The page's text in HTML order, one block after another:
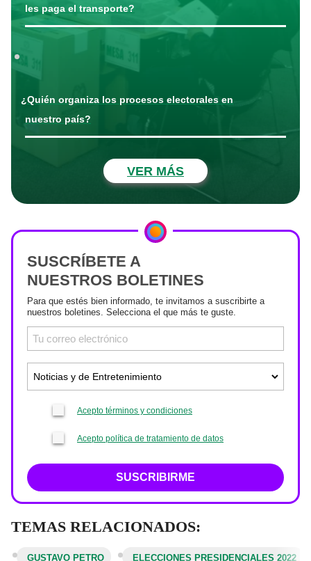
les paga el transporte?
¿Quién organiza los procesos electorales en
nuestro país?
VER MÁS
SUSCRÍBETE A
NUESTROS BOLETINES
Para que estés bien informado, te invitamos a suscribirte a
nuestros boletines. Selecciona el que más te guste.
Acepto términos y condiciones
Acepto política de tratamiento de datos
SUSCRIBIRME
TEMAS RELACIONADOS:
GUSTAVO PETRO ELECCIONES PRESIDENCIALES 2022